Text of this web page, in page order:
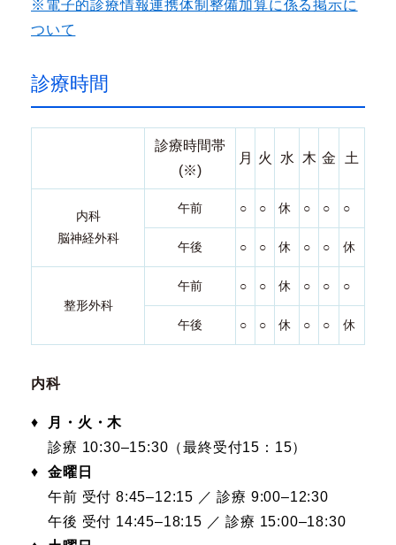
※電子的診療情報連携体制整備加算に係る掲示に
ついて
診療時間
診療時間帯
(※)
月 火 水 木 金 土
内科
脳神経外科
午前 ○ ○ 休 ○ ○ ○
午後 ○ ○ 休 ○ ○ 休
整形外科
午前 ○ ○ 休 ○ ○ ○
午後 ○ ○ 休 ○ ○ 休
内科
♦
月・火・木
診療 10:30–15:30（最終受付15：15）
♦
金曜日
午前 受付 8:45–12:15 ／ 診療 9:00–12:30
午後 受付 14:45–18:15 ／ 診療 15:00–18:30